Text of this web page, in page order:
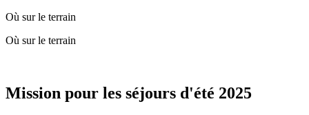
Où sur le terrain
Où sur le terrain
Mission pour les séjours d'été 2025